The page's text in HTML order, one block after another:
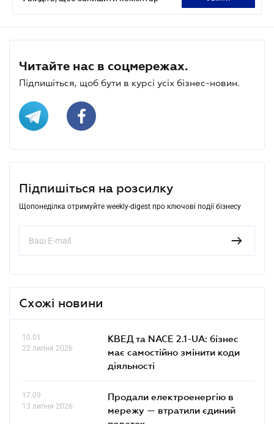
Читайте нас в соцмережах.
Підпишіться, щоб бути в курсі усіх бізнес-новин.
Підпишіться на розсилку
Щопонеділка отримуйте weekly-digest про ключові події бізнесу
Схожі новини
10.01
22 липня 2026
КВЕД та NACE 2.1-UA: бізнес
має самостійно змінити коди
діяльності
17.09
13 липня 2026
Продали електроенергію в
мережу — втратили єдиний